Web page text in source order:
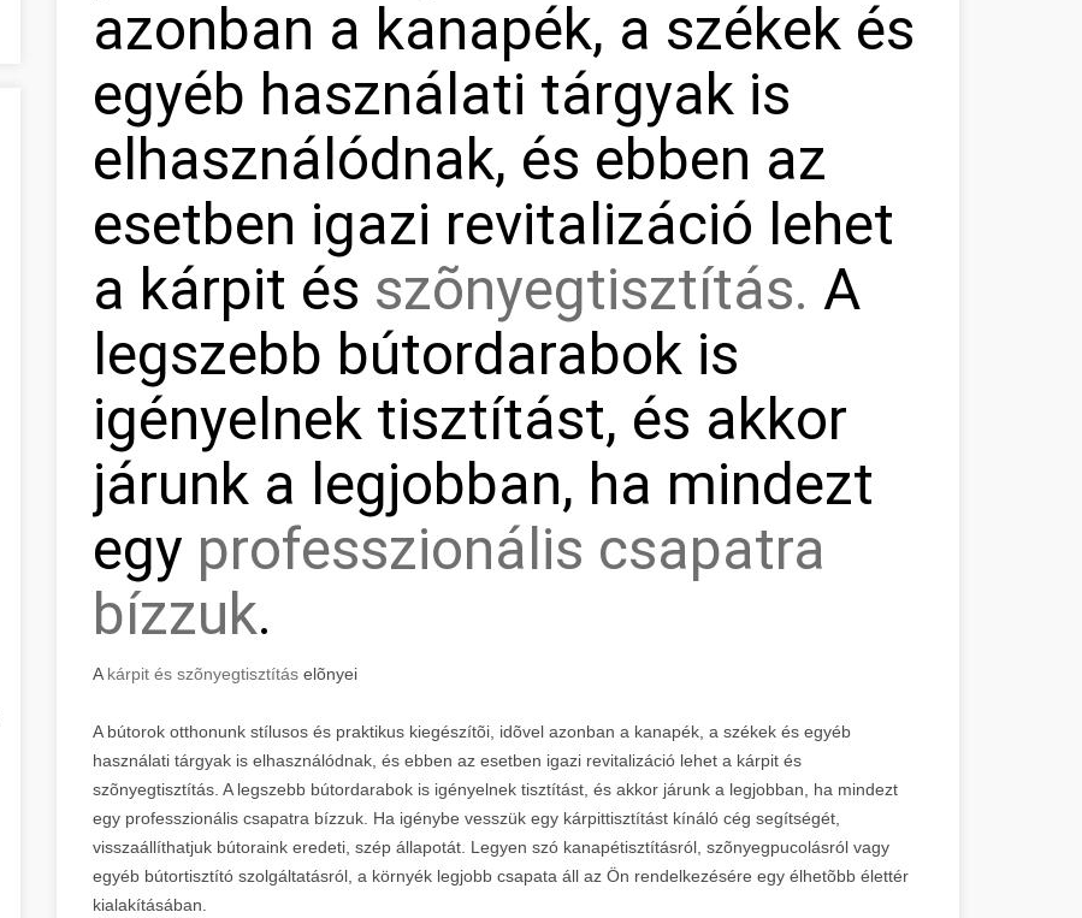
azonban a kanapék, a székek és
egyéb használati tárgyak is
elhasználódnak, és ebben az
esetben igazi revitalizáció lehet
a kárpit és szõnyegtisztítás. A
legszebb bútordarabok is
igényelnek tisztítást, és akkor
járunk a legjobban, ha mindezt
egy professzionális csapatra
bízzuk.
A kárpit és szõnyegtisztítás elõnyei
A bútorok otthonunk stílusos és praktikus kiegészítõi, idõvel azonban a kanapék, a székek és egyéb
használati tárgyak is elhasználódnak, és ebben az esetben igazi revitalizáció lehet a kárpit és
szõnyegtisztítás. A legszebb bútordarabok is igényelnek tisztítást, és akkor járunk a legjobban, ha mindezt
egy professzionális csapatra bízzuk. Ha igénybe vesszük egy kárpittisztítást kínáló cég segítségét,
visszaállíthatjuk bútoraink eredeti, szép állapotát. Legyen szó kanapétisztításról, szõnyegpucolásról vagy
egyéb bútortisztító szolgáltatásról, a környék legjobb csapata áll az Ön rendelkezésére egy élhetõbb élettér
kialakításában.